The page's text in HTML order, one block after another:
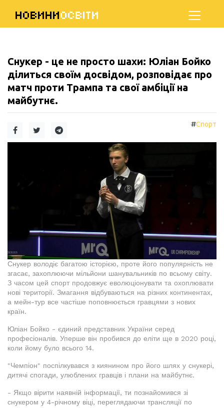
НОВИНИОСВІТИ
Снукер - це не просто шахи: Юліан Бойко
ділиться своїм досвідом, розповідає про
матч проти Трампа та свої амбіції на
майбутнє.
#Спорт
Снукер володіє багатою історією, проте його популярність не
згасає, захоплюючи мільйони шанувальників по всьому світу.
З часом цей спорт продовжує еволюціонувати та охоплювати
нові території. Змагання відбуваються на різних континентах,
а мейн-тур все частіше поповнюється гравцями з нових
країн.
Юліан Бойко - єдиний представник України серед
професіоналів. Уперше він пробився до еліти ще в 2020 році,
коли йому було всього 14.
"Чемпіон" поспілкувався з киянином про його шлях у снукері,
дитячі спогади, улюблених гравців і плани на майбутнє.
- Якщо вірити наявній інформації, ти познайомився зі
снукером у 4-річному віці, переглядаючи трансляції по